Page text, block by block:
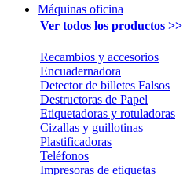
Máquinas oficina
Ver todos los productos >>
Recambios y accesorios
Encuadernadora
Detector de billetes Falsos
Destructoras de Papel
Etiquetadoras y rotuladoras
Cizallas y guillotinas
Plastificadoras
Teléfonos
Impresoras de etiquetas